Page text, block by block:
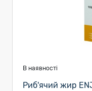
В наявності
Риб'ячий жир